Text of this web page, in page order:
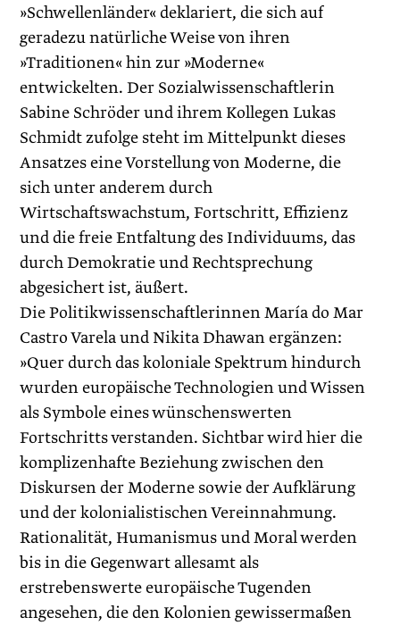
»Schwellenländer« deklariert, die sich auf
geradezu natürliche Weise von ihren
»Traditionen« hin zur »Moderne«
entwickelten. Der Sozial­wissenschaftlerin
Sabine Schröder und ihrem Kollegen Lukas
Schmidt zufolge steht im Mittelpunkt dieses
Ansatzes eine Vorstellung von Moderne, die
sich unter anderem durch
Wirtschaftswachstum, Fortschritt, Effizienz
und die freie Entfaltung des Individuums, das
durch Demokratie und Rechtsprechung
abgesichert ist, äußert.
Die Politikwissenschaftlerinnen María do Mar
Castro Varela und Nikita Dhawan ergänzen:
»Quer durch das koloniale Spektrum hindurch
wurden europäische Technologien und Wissen
als Symbole eines wünschenswerten
Fortschritts verstanden. Sichtbar wird hier die
komplizenhafte Beziehung zwischen den
Diskursen der Moderne sowie der Aufklärung
und der kolonialistischen Vereinnahmung.
Rationalität, Humanismus und Moral werden
bis in die Gegenwart allesamt als
erstrebenswerte europäische Tugenden
angesehen, die den Kolonien gewissermaßen